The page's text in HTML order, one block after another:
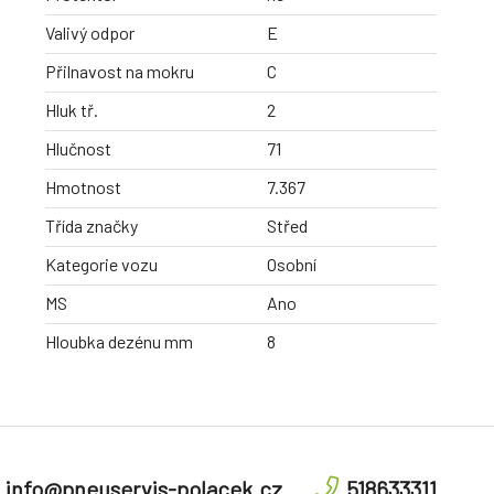
Valivý odpor
E
Přilnavost na mokru
C
Hluk tř.
2
Hlučnost
71
Hmotnost
7.367
Třída značky
Střed
Kategorie vozu
Osobní
MS
Ano
Hloubka dezénu mm
8